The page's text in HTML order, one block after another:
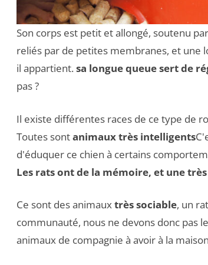
Son corps est petit et allongé, soutenu
reliés par de petites membranes, et une
il appartient.sa longue queue sert de
pas ?
Il existe différentes races de ce type de
Toutes sontanimaux très intelligents
d'éduquer ce chien à certains
Les rats ont de la mémoire, et une
Ce sont des animauxtrès sociable, un
communauté, nous ne devons donc pas
animaux de compagnie à avoir à la